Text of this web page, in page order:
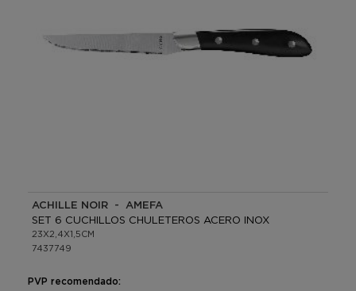
ACHILLE NOIR - AMEFA
SET 6 CUCHILLOS CHULETEROS ACERO INOX
23X2,4X1,5CM
7437749
PVP recomendado: